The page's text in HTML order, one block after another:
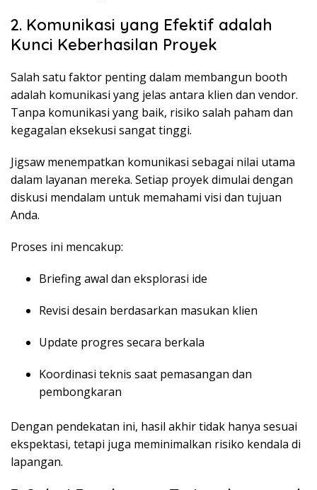
2. Komunikasi yang Efektif adalah
Kunci Keberhasilan Proyek
Salah satu faktor penting dalam membangun booth
adalah komunikasi yang jelas antara klien dan vendor.
Tanpa komunikasi yang baik, risiko salah paham dan
kegagalan eksekusi sangat tinggi.
Jigsaw menempatkan komunikasi sebagai nilai utama
dalam layanan mereka. Setiap proyek dimulai dengan
diskusi mendalam untuk memahami visi dan tujuan
Anda.
Proses ini mencakup:
Briefing awal dan eksplorasi ide
Revisi desain berdasarkan masukan klien
Update progres secara berkala
Koordinasi teknis saat pemasangan dan
pembongkaran
Dengan pendekatan ini, hasil akhir tidak hanya sesuai
ekspektasi, tetapi juga meminimalkan risiko kendala di
lapangan.